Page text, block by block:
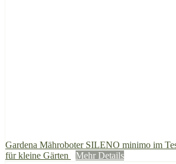
Gardena Mähroboter SILENO minimo im
für kleine Gärten
Mehr Details